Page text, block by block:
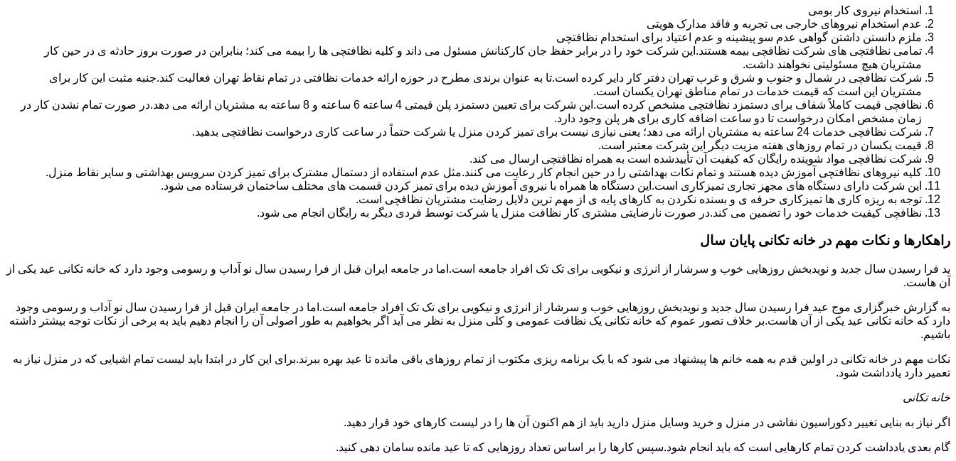
استخدام نیروی کار بومی
عدم استخدام نیروهای خارجی بی تجربه و فاقد مدارک هویتی
ملزم دانستن داشتن گواهی عدم سو پیشینه و عدم اعتیاد برای استخدام نظافتچی
تمامی نظافتچی های شرکت نظافچی بیمه هستند.این شرکت خود را در برابر حفظ جان کارکنانش مسئول می داند و کلیه نظافتچی ها را بیمه می کند؛ بنابراین در صورت بروز حادثه ی در حین کار
مشتریان هیچ مسئولیتی نخواهند داشت.
شرکت نظافچی در شمال و جنوب و شرق و غرب تهران دفتر کار دایر کرده است.تا به عنوان برندی مطرح در حوزه ارائه خدمات نظافتی در تمام نقاط تهران فعالیت کند.جنبه مثبت این کار برای
مشتریان این است که قیمت خدمات در تمام مناطق تهران یکسان است.
نظافچی قیمت کاملاً شفاف برای دستمزد نظافتچی مشخص کرده است.این شرکت برای تعیین دستمزد پلن قیمتی 4 ساعته 6 ساعته و 8 ساعته به مشتریان ارائه می دهد.در صورت تمام نشدن کار در
زمان مشخص امکان درخواست تا دو ساعت اضافه کاری برای هر پلن وجود دارد.
شرکت نظافچی خدمات 24 ساعته به مشتریان ارائه می دهد؛ یعنی نیازی نیست برای تمیز کردن منزل یا شرکت حتماً در ساعت کاری درخواست نظافتچی بدهید.
قیمت یکسان در تمام روزهای هفته مزیت دیگر این شرکت معتبر است.
شرکت نظافچی مواد شوینده رایگان که کیفیت آن تأییدشده است به همراه نظافتچی ارسال می کند.
کلیه نیروهای نظافتچی آموزش دیده هستند و تمام نکات بهداشتی را در حین انجام کار رعایت می کنند.مثل عدم استفاده از دستمال مشترک برای تمیز کردن سرویس بهداشتی و سایر نقاط منزل.
این شرکت دارای دستگاه های مجهز تجاری تمیزکاری است.این دستگاه ها همراه با نیروی آموزش دیده برای تمیز کردن قسمت های مختلف ساختمان فرستاده می شود.
توجه به ریزه کاری ها تمیزکاری حرفه ی و بسنده نکردن به کارهای پایه ی از مهم ترین دلایل رضایت مشتریان نظافچی است.
نظافچی کیفیت خدمات خود را تضمین می کند.در صورت نارضایتی مشتری کار نظافت منزل یا شرکت توسط فردی دیگر به رایگان انجام می شود.
راهکارها و نکات مهم در خانه تکانی پایان سال
ید فرا رسیدن سال جدید و نویدبخش روزهایی خوب و سرشار از انرژی و نیکویی برای تک تک افراد جامعه است.اما در جامعه ایران قبل از فرا رسیدن سال نو آداب و رسومی وجود دارد که خانه تکانی عید یکی از
آن هاست.
به گزارش خبرگزاری موج عید فرا رسیدن سال جدید و نویدبخش روزهایی خوب و سرشار از انرژی و نیکویی برای تک تک افراد جامعه است.اما در جامعه ایران قبل از فرا رسیدن سال نو آداب و رسومی وجود
دارد که خانه تکانی عید یکی از آن هاست.بر خلاف تصور عموم که خانه تکانی یک نظافت عمومی و کلی منزل به نظر می آید اگر بخواهیم به طور اصولی آن را انجام دهیم باید به برخی از نکات توجه بیشتر داشته
باشیم.
نکات مهم در خانه تکانی در اولین قدم به همه خانم ها پیشنهاد می شود که با یک برنامه ریزی مکتوب از تمام روزهای باقی مانده تا عید بهره ببرند.برای این کار در ابتدا باید لیست تمام اشیایی که در منزل نیاز به
تعمیر دارد یادداشت شود.
خانه تکانی
اگر نیاز به بنایی تغییر دکوراسیون نقاشی در منزل و خرید وسایل منزل دارید باید از هم اکنون آن ها را در لیست کارهای خود قرار دهید.
گام بعدی یادداشت کردن تمام کارهایی است که باید انجام شود.سپس کارها را بر اساس تعداد روزهایی که تا عید مانده سامان دهی کنید.